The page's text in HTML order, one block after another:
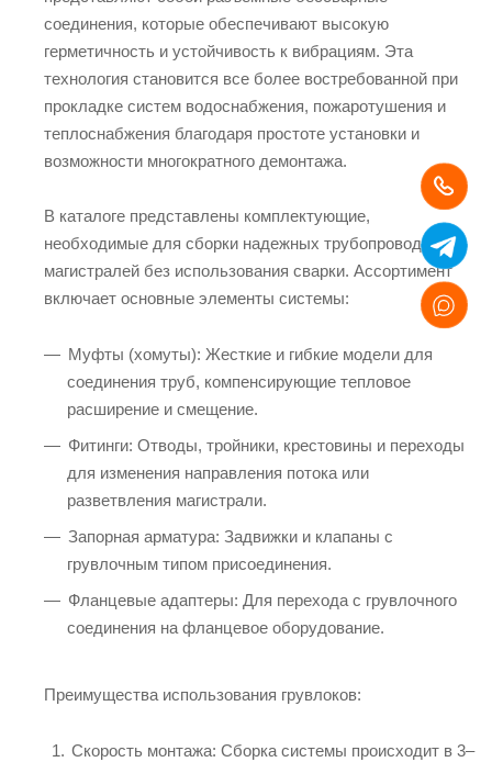
соединения, которые обеспечивают высокую
герметичность и устойчивость к вибрациям. Эта
технология становится все более востребованной при
прокладке систем водоснабжения, пожаротушения и
теплоснабжения благодаря простоте установки и
возможности многократного демонтажа.
В каталоге представлены комплектующие,
необходимые для сборки надежных трубопроводных
магистралей без использования сварки. Ассортимент
включает основные элементы системы:
Муфты (хомуты): Жесткие и гибкие модели для
соединения труб, компенсирующие тепловое
расширение и смещение.
Фитинги: Отводы, тройники, крестовины и переходы
для изменения направления потока или
разветвления магистрали.
Запорная арматура: Задвижки и клапаны с
грувлочным типом присоединения.
Фланцевые адаптеры: Для перехода с грувлочного
соединения на фланцевое оборудование.
Преимущества использования грувлоков:
Скорость монтажа: Сборка системы происходит в 3–